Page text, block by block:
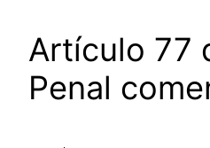
Artículo 77
Penal